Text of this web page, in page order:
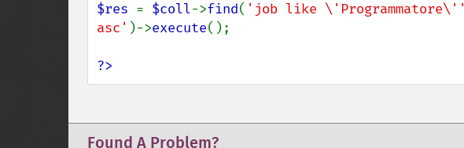
$res = $coll->find( 'job like \'Programmatore\''
asc' )->execute();
?>
Found A Problem?